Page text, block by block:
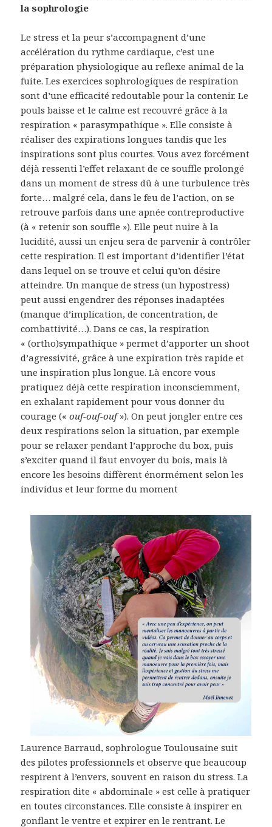
la sophrologie
Le stress et la peur s’accompagnent d’une
accélération du rythme cardiaque, c’est une
préparation physiologique au reflexe animal de la
fuite. Les exercices sophrologiques de respiration
sont d’une efficacité redoutable pour la contenir. Le
pouls baisse et le calme est recouvré grâce à la
respiration « parasympathique ». Elle consiste à
réaliser des expirations longues tandis que les
inspirations sont plus courtes. Vous avez forcément
déjà ressenti l’effet relaxant de ce souffle prolongé
dans un moment de stress dû à une turbulence très
forte… malgré cela, dans le feu de l’action, on se
retrouve parfois dans une apnée contreproductive
(à « retenir son souffle »). Elle peut nuire à la
lucidité, aussi un enjeu sera de parvenir à contrôler
cette respiration. Il est important d’identifier l’état
dans lequel on se trouve et celui qu’on désire
atteindre. Un manque de stress (un hypostress)
peut aussi engendrer des réponses inadaptées
(manque d’implication, de concentration, de
combattivité…). Dans ce cas, la respiration
« (ortho)sympathique » permet d’apporter un shoot
d’agressivité, grâce à une expiration très rapide et
une inspiration plus longue. Là encore vous
pratiquez déjà cette respiration inconsciemment,
en exhalant rapidement pour vous donner du
courage («ouf-ouf-ouf»). On peut jongler entre ces
deux respirations selon la situation, par exemple
pour se relaxer pendant l’approche du box, puis
s’exciter quand il faut envoyer du bois, mais là
encore les besoins diffèrent énormément selon les
individus et leur forme du moment
Laurence Barraud, sophrologue Toulousaine suit
des pilotes professionnels et observe que beaucoup
respirent à l’envers, souvent en raison du stress. La
respiration dite « abdominale » est celle à pratiquer
en toutes circonstances. Elle consiste à inspirer en
gonflant le ventre et expirer en le rentrant. Le